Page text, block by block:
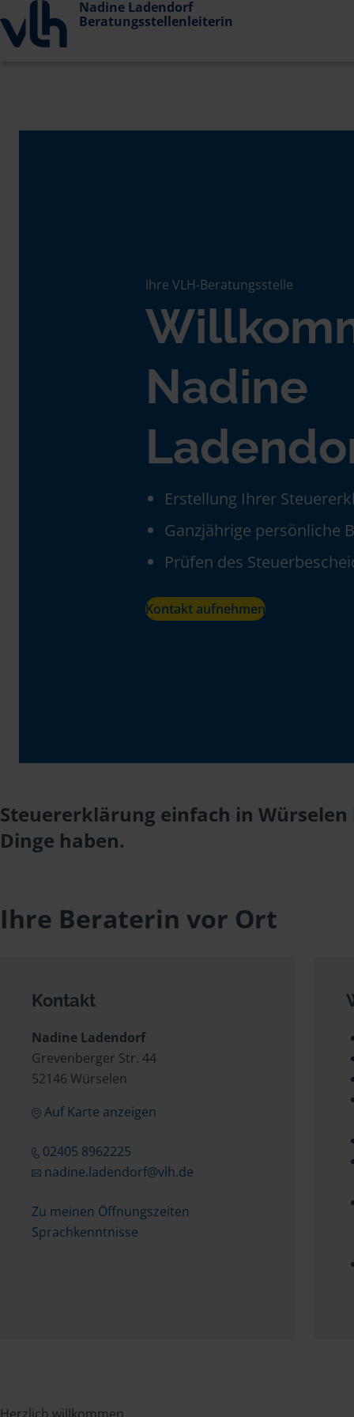
Nadine Ladendorf
Beratungsstellenleiterin
Ihre VLH-Beratungsstelle
Nadine
Erstellung Ihrer
Ganzjährige persönliche
Prüfen des
Kontakt aufnehmen
Steuererklärung einfach in
Dinge haben.
Ihre Beraterin vor Ort
Kontakt
Nadine Ladendorf
Grevenberger Str. 44
52146 Würselen
Auf Karte anzeigen
02405 8962225
nadine.ladendorf@vlh.de
Zu meinen Öffnungszeiten
Sprachkenntnisse